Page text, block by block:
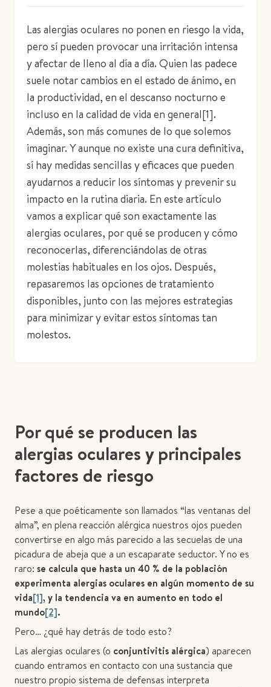
Las alergias oculares no ponen en riesgo la vida,
pero sí pueden provocar una irritación intensa
y afectar de lleno al día a día. Quien las padece
suele notar cambios en el estado de ánimo, en
la productividad, en el descanso nocturno e
incluso en la calidad de vida en general[1].
Además, son más comunes de lo que solemos
imaginar. Y aunque no existe una cura definitiva,
sí hay medidas sencillas y eficaces que pueden
ayudarnos a reducir los síntomas y prevenir su
impacto en la rutina diaria. En este artículo
vamos a explicar qué son exactamente las
alergias oculares, por qué se producen y cómo
reconocerlas, diferenciándolas de otras
molestias habituales en los ojos. Después,
repasaremos las opciones de tratamiento
disponibles, junto con las mejores estrategias
para minimizar y evitar estos síntomas tan
molestos.
Por qué se producen las
alergias oculares y principales
factores de riesgo
Pese a que poéticamente son llamados “las ventanas del
alma”, en plena reacción alérgica nuestros ojos pueden
convertirse en algo más parecido a las secuelas de una
picadura de abeja que a un escaparate seductor. Y no es
raro: se calcula que hasta un 40 % de la población
experimenta alergias oculares en algún momento de su
vida[1], y la tendencia va en aumento en todo el
mundo[2].
Pero… ¿qué hay detrás de todo esto?
Las alergias oculares (o conjuntivitis alérgica) aparecen
cuando entramos en contacto con una sustancia que
nuestro propio sistema de defensas interpreta